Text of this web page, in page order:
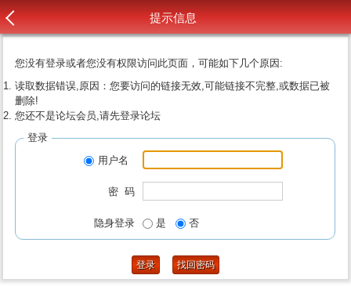
提示信息
您没有登录或者您没有权限访问此页面，可能如下几个原因:
读取数据错误,原因：您要访问的链接无效,可能链接不完整,或数据已被
删除!
您还不是论坛会员,请先登录论坛
登录
用户名
密 码
隐身登录 是 否